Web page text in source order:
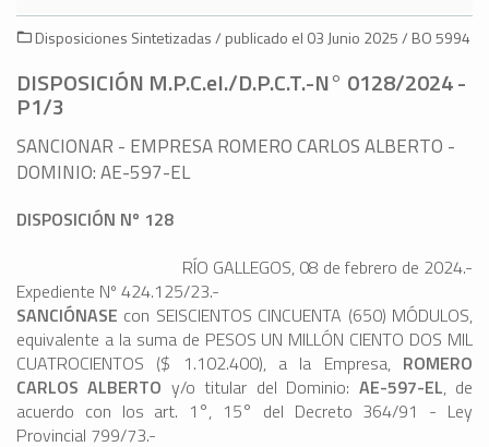
Disposiciones Sintetizadas / publicado el 03 Junio 2025 / BO 5994
DISPOSICIÓN M.P.C.eI./D.P.C.T.-N° 0128/2024 -
P1/3
SANCIONAR - EMPRESA ROMERO CARLOS ALBERTO -
DOMINIO: AE-597-EL
DISPOSICIÓN Nº 128
RÍO GALLEGOS, 08 de febrero de 2024.-
Expediente Nº 424.125/23.-
SANCIÓNASE con SEISCIENTOS CINCUENTA (650) MÓDULOS,
equivalente a la suma de PESOS UN MILLÓN CIENTO DOS MIL
CUATROCIENTOS ($ 1.102.400), a la Empresa, ROMERO
CARLOS ALBERTO y/o titular del Dominio: AE-597-EL, de
acuerdo con los art. 1°, 15° del Decreto 364/91 - Ley
Provincial 799/73.-